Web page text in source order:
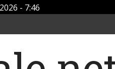
- 7:46